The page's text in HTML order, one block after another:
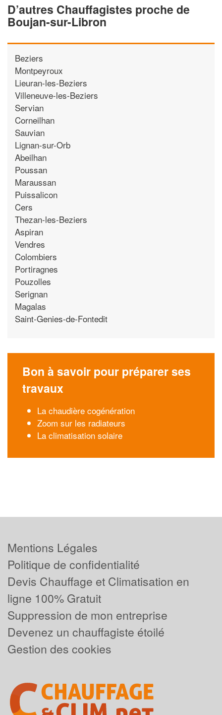
D’autres Chauffagistes proche de
Boujan-sur-Libron
Beziers
Montpeyroux
Lieuran-les-Beziers
Villeneuve-les-Beziers
Servian
Corneilhan
Sauvian
Lignan-sur-Orb
Abeilhan
Poussan
Maraussan
Puissalicon
Cers
Thezan-les-Beziers
Aspiran
Vendres
Colombiers
Portiragnes
Pouzolles
Serignan
Magalas
Saint-Genies-de-Fontedit
Bon à savoir pour préparer ses
travaux
La chaudière cogénération
Zoom sur les radiateurs
La climatisation solaire
Mentions Légales
Politique de confidentialité
Devis Chauffage et Climatisation en
ligne 100% Gratuit
Suppression de mon entreprise
Devenez un chauffagiste étoilé
Gestion des cookies